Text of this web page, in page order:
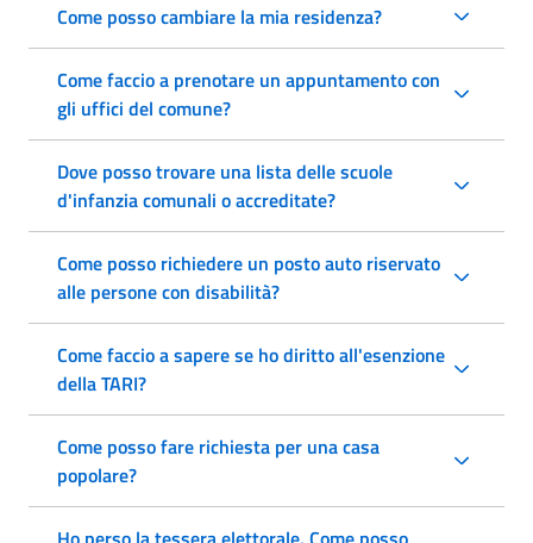
Come posso cambiare la mia residenza?
Come faccio a prenotare un appuntamento con
gli uffici del comune?
Dove posso trovare una lista delle scuole
d'infanzia comunali o accreditate?
Come posso richiedere un posto auto riservato
alle persone con disabilità?
Come faccio a sapere se ho diritto all'esenzione
della TARI?
Come posso fare richiesta per una casa
popolare?